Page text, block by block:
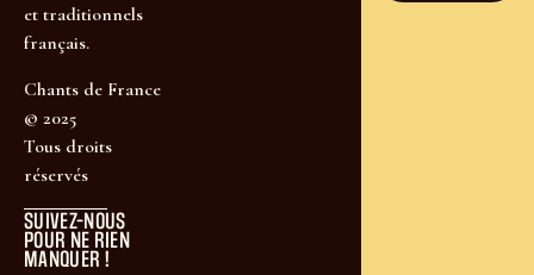
et traditionnels
français.
Chants de France
© 2025
Tous droits
réservés
SUIVEZ-NOUS
POUR NE RIEN
MANQUER !